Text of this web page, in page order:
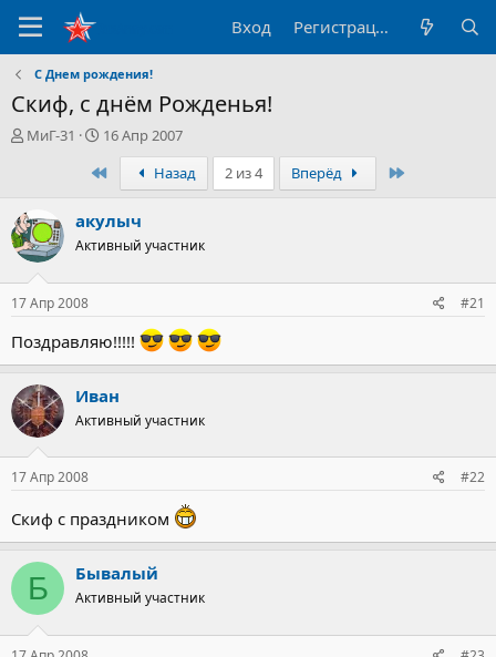
Вход Регистрация
С Днем рождения!
Скиф, с днём Рожденья!
А
р
т
е
м
ы
МиГ-31
Д
т
н
а
ч
16 Апр 2007
ПервыйНазад 2 из 4 Вперёд
акулыч
Активный участник
17 Апр 2008 #21
Поздравляю!!!!!
Иван
Активный участник
17 Апр 2008 #22
Скиф с праздником
Б Бывалый
Активный участник